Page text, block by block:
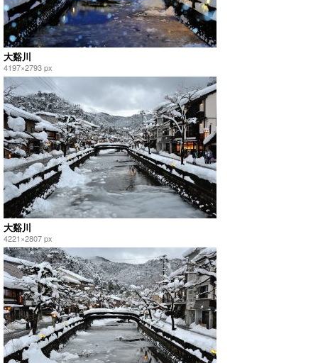
大谿川
4197×2793 px
大谿川
4221×2807 px